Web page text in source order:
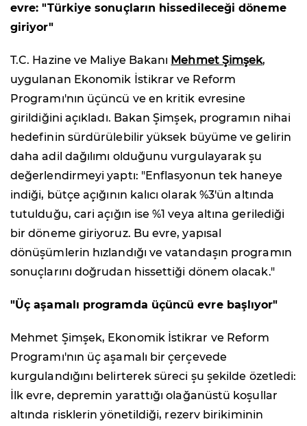
evre: "Türkiye sonuçların hissedileceği döneme
giriyor"
T.C. Hazine ve Maliye Bakanı Mehmet Şimşek,
uygulanan Ekonomik İstikrar ve Reform
Programı'nın üçüncü ve en kritik evresine
girildiğini açıkladı. Bakan Şimşek, programın nihai
hedefinin sürdürülebilir yüksek büyüme ve gelirin
daha adil dağılımı olduğunu vurgulayarak şu
değerlendirmeyi yaptı: "Enflasyonun tek haneye
indiği, bütçe açığının kalıcı olarak %3'ün altında
tutulduğu, cari açığın ise %1 veya altına gerilediği
bir döneme giriyoruz. Bu evre, yapısal
dönüşümlerin hızlandığı ve vatandaşın programın
sonuçlarını doğrudan hissettiği dönem olacak."
"Üç aşamalı programda üçüncü evre başlıyor"
Mehmet Şimşek, Ekonomik İstikrar ve Reform
Programı'nın üç aşamalı bir çerçevede
kurgulandığını belirterek süreci şu şekilde özetledi:
İlk evre, depremin yarattığı olağanüstü koşullar
altında risklerin yönetildiği, rezerv birikiminin